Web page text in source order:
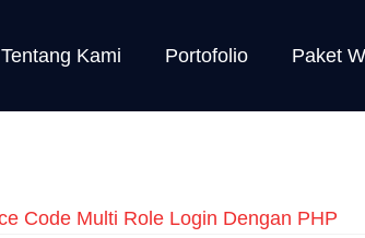
Tentang Kami Portofolio Paket